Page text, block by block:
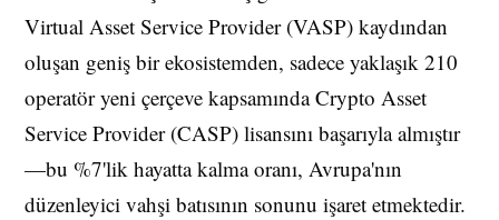
Virtual Asset Service Provider (VASP) kaydından
oluşan geniş bir ekosistemden, sadece yaklaşık 210
operatör yeni çerçeve kapsamında Crypto Asset
Service Provider (CASP) lisansını başarıyla almıştır
—bu %7'lik hayatta kalma oranı, Avrupa'nın
düzenleyici vahşi batısının sonunu işaret etmektedir.